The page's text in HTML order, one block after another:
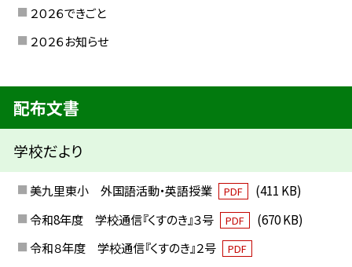
２０２６できごと
２０２６お知らせ
配布文書
学校だより
美九里東小 外国語活動・英語授業 PDF
(411 KB)
令和8年度 学校通信『くすのき』３号
PDF
(670 KB)
令和８年度 学校通信『くすのき』２号
PDF